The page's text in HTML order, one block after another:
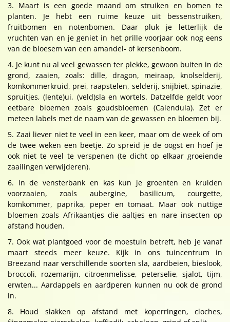
3. Maart is een goede maand om struiken en bomen te
planten. Je hebt een ruime keuze uit bessenstruiken,
fruitbomen en notenbomen. Daar pluk je letterlijk de
vruchten van en je geniet in het prille voorjaar ook nog eens
van de bloesem van een amandel- of kersenboom.
4. Je kunt nu al veel gewassen ter plekke, gewoon buiten in de
grond, zaaien, zoals: dille, dragon, meiraap, knolselderij,
komkommerkruid, prei, raapstelen, selderij, snijbiet, spinazie,
spruitjes, (lente)ui, (veld)sla en wortels. Datzelfde geldt voor
eetbare bloemen zoals goudsbloemen (Calendula). Zet er
meteen labels met de naam van de gewassen en bloemen bij.
5. Zaai liever niet te veel in een keer, maar om de week of om
de twee weken een beetje. Zo spreid je de oogst en hoef je
ook niet te veel te verspenen (te dicht op elkaar groeiende
zaailingen verwijderen).
6. In de vensterbank en kas kun je groenten en kruiden
voorzaaien, zoals aubergine, basilicum, courgette,
komkommer, paprika, peper en tomaat. Maar ook nuttige
bloemen zoals Afrikaantjes die aaltjes en nare insecten op
afstand houden.
7. Ook wat plantgoed voor de moestuin betreft, heb je vanaf
maart steeds meer keuze. Kijk in ons tuincentrum in
Breezand naar verschillende soorten sla, aardbeien, bieslook,
broccoli, rozemarijn, citroenmelisse, peterselie, sjalot, tijm,
erwten... Aardappels en aardperen kunnen nu ook de grond
in.
8. Houd slakken op afstand met koperringen, cloches,